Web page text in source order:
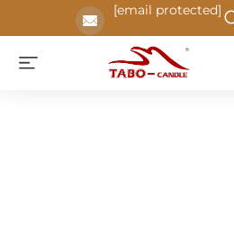
[email protected]